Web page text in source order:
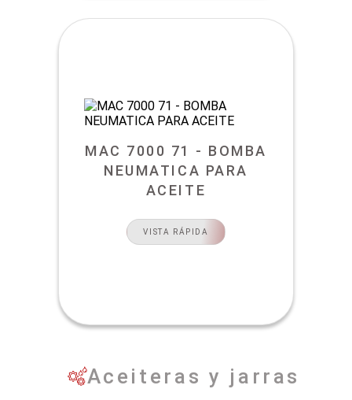
MAC 7000 71 - BOMBA
NEUMATICA PARA
ACEITE
VISTA RÁPIDA
Aceiteras y jarras